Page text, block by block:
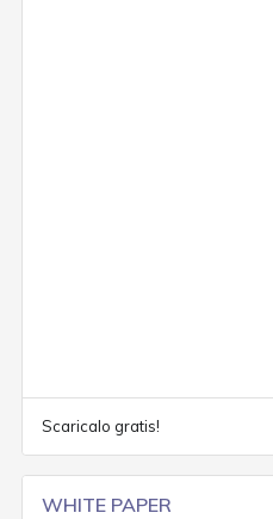
Scaricalo gratis!
WHITE PAPER